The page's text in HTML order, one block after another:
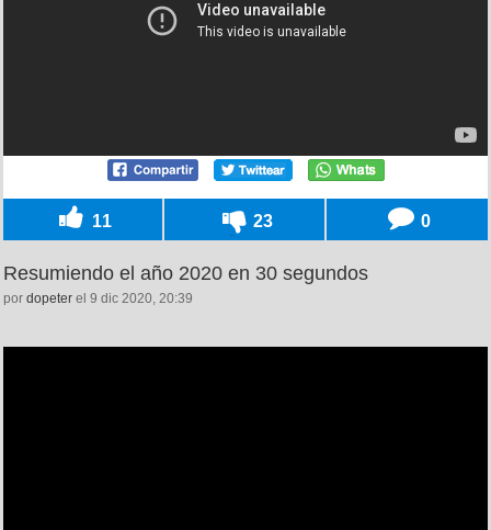
11 23 0
Resumiendo el año 2020 en 30 segundos
por dopeter el 9 dic 2020, 20:39